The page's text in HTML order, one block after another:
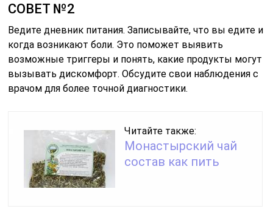
СОВЕТ №2
Ведите дневник питания. Записывайте, что вы едите и
когда возникают боли. Это поможет выявить
возможные триггеры и понять, какие продукты могут
вызывать дискомфорт. Обсудите свои наблюдения с
врачом для более точной диагностики.
Читайте также:
Монастырский чай
состав как пить